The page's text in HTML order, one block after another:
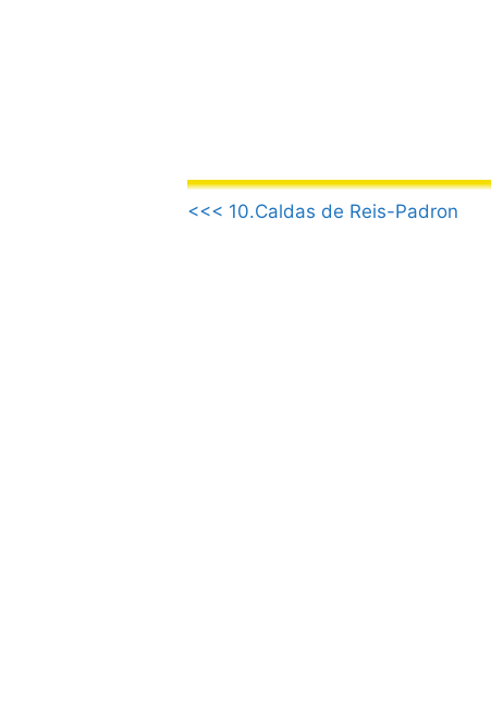
.
<<< 10.Caldas de Reis-Padron